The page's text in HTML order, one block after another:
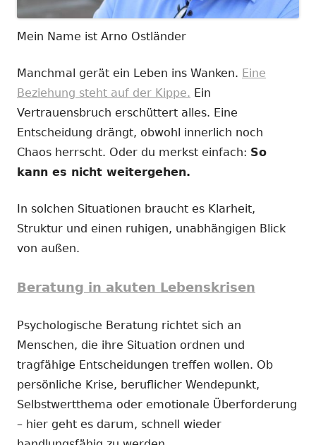
Mein Name ist Arno Ostländer
Manchmal gerät ein Leben ins Wanken. Eine
Beziehung steht auf der Kippe. Ein
Vertrauensbruch erschüttert alles. Eine
Entscheidung drängt, obwohl innerlich noch
Chaos herrscht. Oder du merkst einfach: So
kann es nicht weitergehen.
In solchen Situationen braucht es Klarheit,
Struktur und einen ruhigen, unabhängigen Blick
von außen.
Beratung in akuten Lebenskrisen
Psychologische Beratung richtet sich an
Menschen, die ihre Situation ordnen und
tragfähige Entscheidungen treffen wollen. Ob
persönliche Krise, beruflicher Wendepunkt,
Selbstwertthema oder emotionale Überforderung
– hier geht es darum, schnell wieder